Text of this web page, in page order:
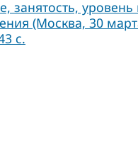
занятость,
(Москва, 30
с.